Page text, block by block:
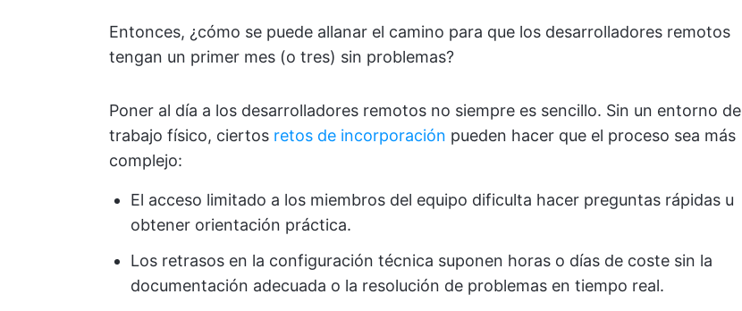
Entonces, ¿cómo se puede allanar el camino para que los desarrolladores remotos
tengan un primer mes (o tres) sin problemas?
Poner al día a los desarrolladores remotos no siempre es sencillo. Sin un entorno de
trabajo físico, ciertos retos de incorporación pueden hacer que el proceso sea más
complejo:
El acceso limitado a los miembros del equipo dificulta hacer preguntas rápidas u
obtener orientación práctica.
Los retrasos en la configuración técnica suponen horas o días de coste sin la
documentación adecuada o la resolución de problemas en tiempo real.